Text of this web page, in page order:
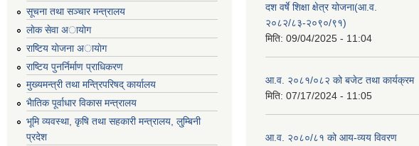
सूचना तथा सञ्चार मन्त्रालय
लाेक सेवा अायाेग
राष्टिय याेजना अायाेग
राष्टिय पुनर्निर्माण प्राधिकरण
मुख्यमन्त्री तथा मन्त्रिपरिषद् कार्यालय
भैातिक पूर्वाधार विकास मन्त्रालय
भूमि व्यवस्था, कृषि तथा सहकारी मन्त्रालय, लु्म्बिनी
प्रदेश
दश वर्षे शिक्षा क्षेत्र योजना(आ.व.
२०८२/८३-२०९०/९१)
मिति: 09/04/2025 - 11:04
आ.व. २०८१/०८२ को बजेट तथा कार्यक्रम
मिति: 07/17/2024 - 11:05
आ.व. २०८०/८१ को आय-व्यय विवरण